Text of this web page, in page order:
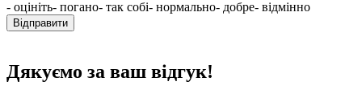
- оцініть- погано- так собі- нормально- добре- відмінно
Відправити
Дякуємо за ваш відгук!